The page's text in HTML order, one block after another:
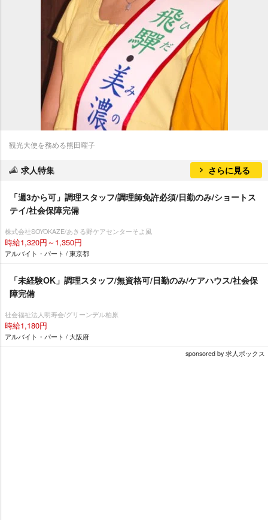
観光大使を務める熊田曜子
求人特集 さらに見る
「週3から可」調理スタッフ/調理師免許必須/日勤のみ/ショートス
テイ/社会保障完備
株式会社SOYOKAZE/あきる野ケアセンターそよ風
時給1,320円～1,350円
アルバイト・パート / 東京都
「未経験OK」調理スタッフ/無資格可/日勤のみ/ケアハウス/社会保
障完備
社会福祉法人明寿会/グリーンデル柏原
時給1,180円
アルバイト・パート / 大阪府
sponsored by 求人ボックス